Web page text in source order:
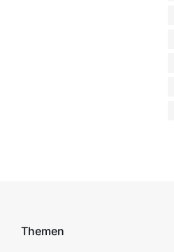
Themen